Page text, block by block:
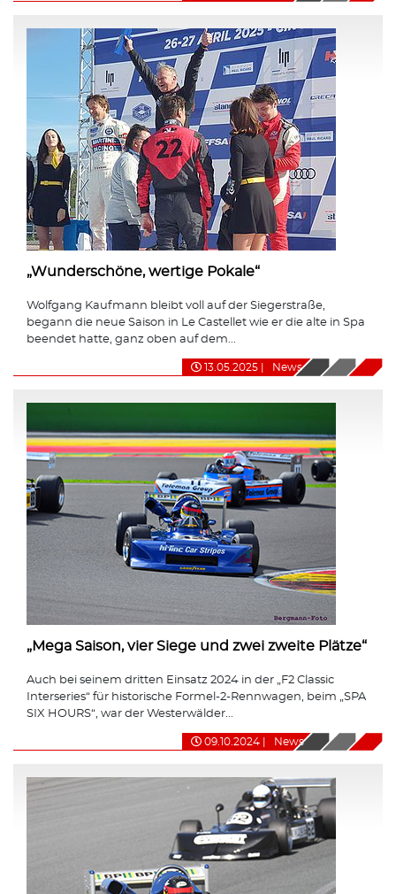
„Wunderschöne, wertige Pokale“
Wolfgang Kaufmann bleibt voll auf der Siegerstraße,
begann die neue Saison in Le Castellet wie er die alte in Spa
beendet hatte, ganz oben auf dem...
13.05.2025 News
„Mega Saison, vier Siege und zwei zweite Plätze“
Auch bei seinem dritten Einsatz 2024 in der „F2 Classic
Interseries“ für historische Formel-2-Rennwagen, beim „SPA
SIX HOURS“, war der Westerwälder...
09.10.2024 News